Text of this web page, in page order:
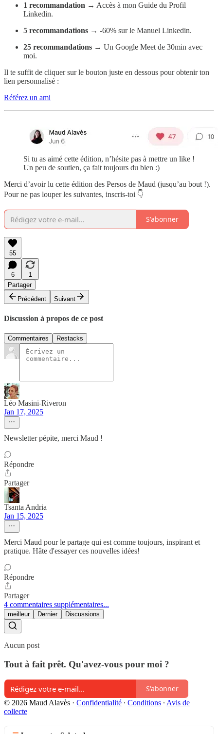
1 recommandation → Accès à mon Guide du Profil
Linkedin.
5 recommandations → -60% sur le Manuel Linkedin.
25 recommandations → Un Google Meet de 30min avec
moi.
Il te suffit de cliquer sur le bouton juste en dessous pour obtenir ton
lien personnalisé :
Référez un ami
Si tu as aimé cette édition, n’hésite pas à mettre un like !
Un peu de soutien, ça fait toujours du bien :)
Merci d’avoir lu cette édition des Persos de Maud (jusqu’au bout !).
Pour ne pas louper les suivantes, inscris-toi 👇
S'abonner
55
6
1
Partager
Précédent
Suivant
Discussion à propos de ce post
Commentaires Restacks
Léo Masini-Riveron
Jan 17, 2025
Newsletter pépite, merci Maud !
Répondre
Partager
Tsanta Andria
Jan 15, 2025
Merci Maud pour le partage qui est comme toujours, inspirant et
pratique. Hâte d'essayer ces nouvelles idées!
Répondre
Partager
4 commentaires supplémentaires...
meilleur Dernier Discussions
Aucun post
Tout à fait prêt. Qu'avez-vous pour moi ?
S'abonner
© 2026 Maud Alavès · Confidentialité ∙ Conditions ∙ Avis de
collecte